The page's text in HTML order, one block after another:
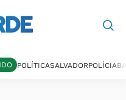
POLÍTICASALVADORPOLÍCIA